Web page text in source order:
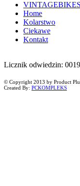
VINTAGEBIKES
Home
Kolarstwo
Ciekawe
Kontakt
Licznik odwiedzin:
© Copyright 2013 by Product
Created By: PCKOMPLEKS